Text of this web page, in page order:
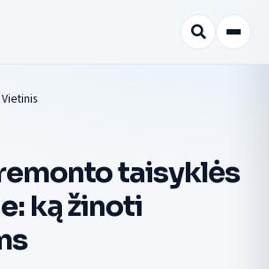
Vietinis
taisyklės
ką žinoti